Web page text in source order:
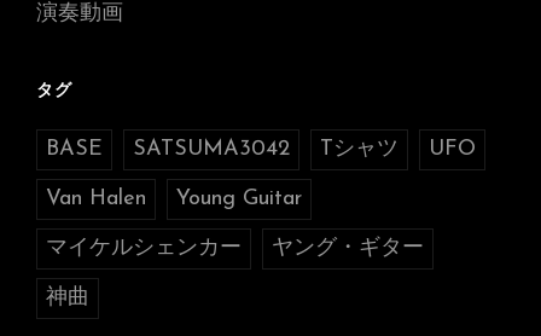
演奏動画
タグ
BASE SATSUMA3042 Tシャツ UFO
Van Halen Young Guitar
マイケルシェンカー ヤング・ギター
神曲